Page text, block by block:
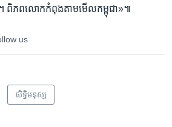
។​ ពិភព​លោក​កំពុង​តាម​មើល​កម្ពុជា‍»៕
us
សិទ្ធិ​មនុស្ស